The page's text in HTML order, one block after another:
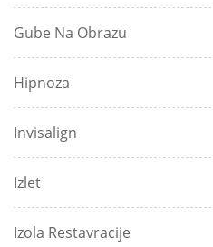
Gube Na Obrazu
Hipnoza
Invisalign
Izlet
Izola Restavracije